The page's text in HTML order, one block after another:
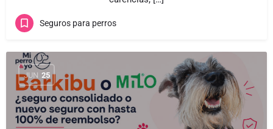
Seguros para perros
JUN 25